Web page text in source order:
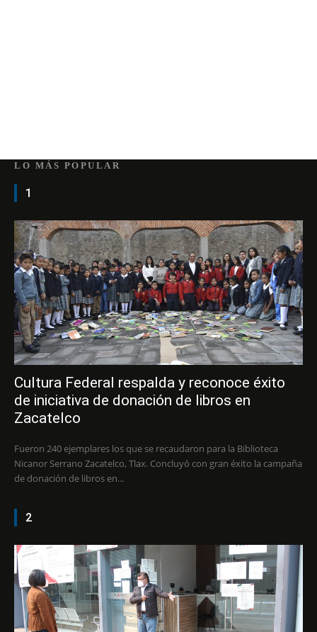
LO MÁS POPULAR
1
Cultura Federal respalda y reconoce éxito
de iniciativa de donación de libros en
Zacatelco
Fueron 240 ejemplares los que se recaudaron para la Biblioteca
Nicanor Serrano Zacatelco, Tlax. Concluyó con gran éxito la campaña
de donación de libros en...
2